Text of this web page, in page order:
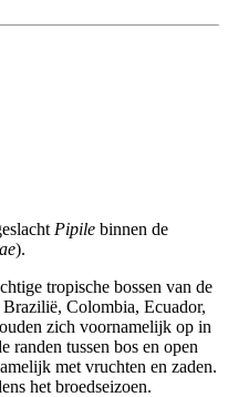
Pipile binnen de
).
tropische bossen van de
Colombia, Ecuador,
zich voornamelijk op in
randen tussen bos en open
met vruchten en zaden.
het broedseizoen.